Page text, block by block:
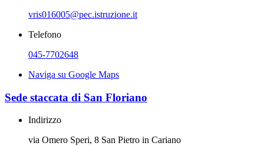
vris016005@pec.istruzione.it
Telefono
045-7702648
Naviga su Google Maps
Sede staccata di San Floriano
Indirizzo
via Omero Speri, 8 San Pietro in Cariano